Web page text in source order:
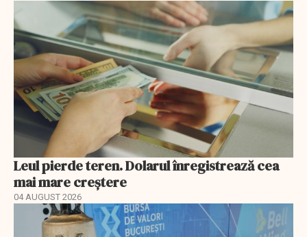
Leul pierde teren. Dolarul înregistrează cea
mai mare creștere
04 AUGUST 2026